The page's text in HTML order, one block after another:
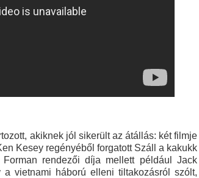
akiknek jól sikerült az átállás: két filmje
Kesey regényéből forgatott Száll a kakukk
rendezői díja mellett például Jack
vietnami háború elleni tiltakozásról szólt,